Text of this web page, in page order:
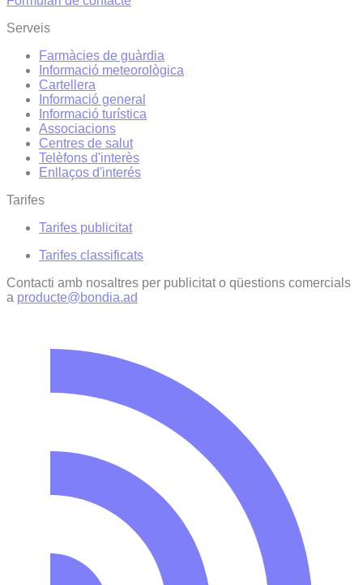
Serveis
Farmàcies de guàrdia
Informació meteorològica
Cartellera
Informació general
Informació turística
Associacions
Centres de salut
Telèfons d'interès
Enllaços d'interés
Tarifes
Tarifes publicitat
Tarifes classificats
Contacti amb nosaltres per publicitat o qüestions comercials
a producte@bondia.ad